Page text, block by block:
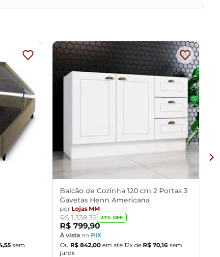
álcool ou solvente.
de cores do seu monitor.
de recebimento.
por subir escadas/elevadores ou pelo
corredores de sua residência.
,55 sem
Balcão de Cozinha 120 cm 2 Portas 3
Gavetas Henn Americana
por Lojas MM
R$ 1.338,32 37% OFF
R$ 799,90
À vista no PIX
Ou R$ 842,00 em até 12x de R$ 70,16 sem
juros